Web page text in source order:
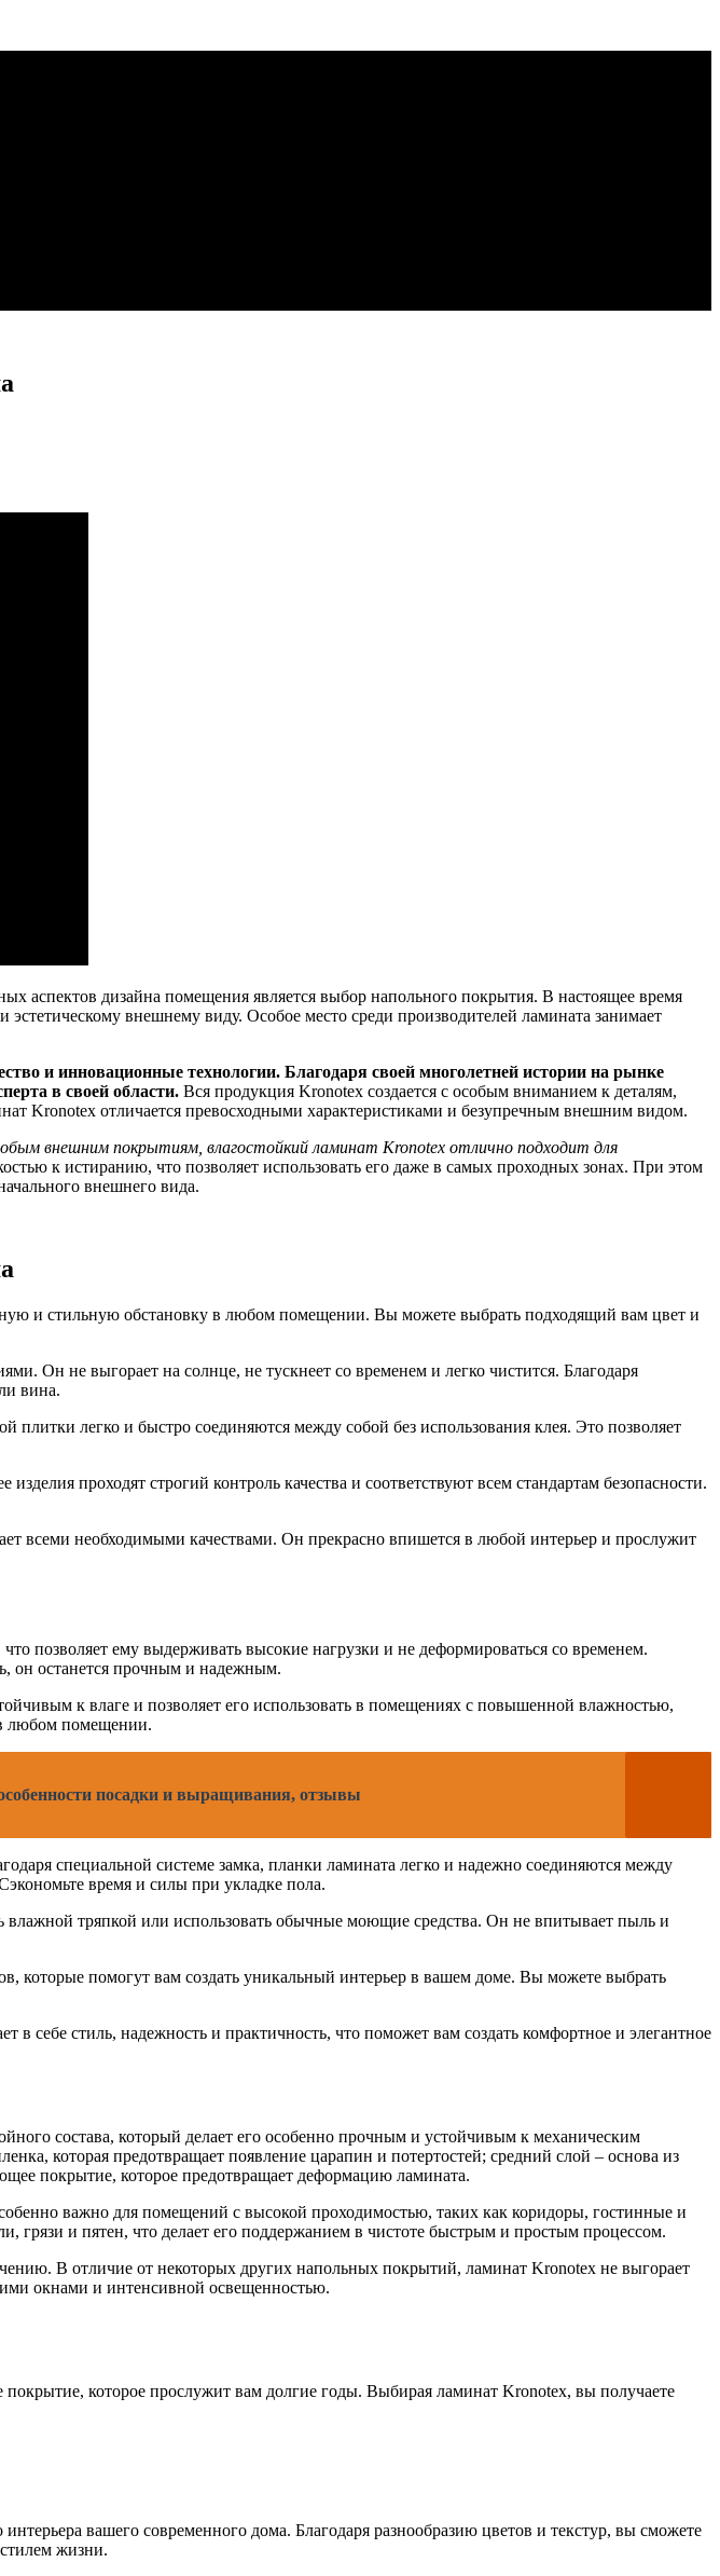
аспектов дизайна помещения является выбор напольного покрытия. В настоящее время
внешнему виду. Особое место среди производителей ламината занимает
и инновационные технологии. Благодаря своей многолетней истории на рынке
в своей области. Вся продукция Kronotex создается с особым вниманием к деталям,
Kronotex отличается превосходными характеристиками и безупречным внешним видом.
внешним покрытиям, влагостойкий ламинат Kronotex отлично подходит для
к истиранию, что позволяет использовать его даже в самых проходных зонах. При этом
внешнего вида.
и стильную обстановку в любом помещении. Вы можете выбрать подходящий вам цвет и
Он не выгорает на солнце, не тускнеет со временем и легко чистится. Благодаря
вина.
легко и быстро соединяются между собой без использования клея. Это позволяет
проходят строгий контроль качества и соответствуют всем стандартам безопасности.
всеми необходимыми качествами. Он прекрасно впишется в любой интерьер и прослужит
позволяет ему выдерживать высокие нагрузки и не деформироваться со временем.
он останется прочным и надежным.
к влаге и позволяет его использовать в помещениях с повышенной влажностью,
любом помещении.
посадки и выращивания, отзывы
специальной системе замка, планки ламината легко и надежно соединяются между
время и силы при укладке пола.
влажной тряпкой или использовать обычные моющие средства. Он не впитывает пыль и
которые помогут вам создать уникальный интерьер в вашем доме. Вы можете выбрать
себе стиль, надежность и практичность, что поможет вам создать комфортное и элегантное
состава, который делает его особенно прочным и устойчивым к механическим
которая предотвращает появление царапин и потертостей; средний слой – основа из
покрытие, которое предотвращает деформацию ламината.
важно для помещений с высокой проходимостью, таких как коридоры, гостинные и
грязи и пятен, что делает его поддержанием в чистоте быстрым и простым процессом.
В отличие от некоторых других напольных покрытий, ламинат Kronotex не выгорает
окнами и интенсивной освещенностью.
которое прослужит вам долгие годы. Выбирая ламинат Kronotex, вы получаете
вашего современного дома. Благодаря разнообразию цветов и текстур, вы сможете
жизни.